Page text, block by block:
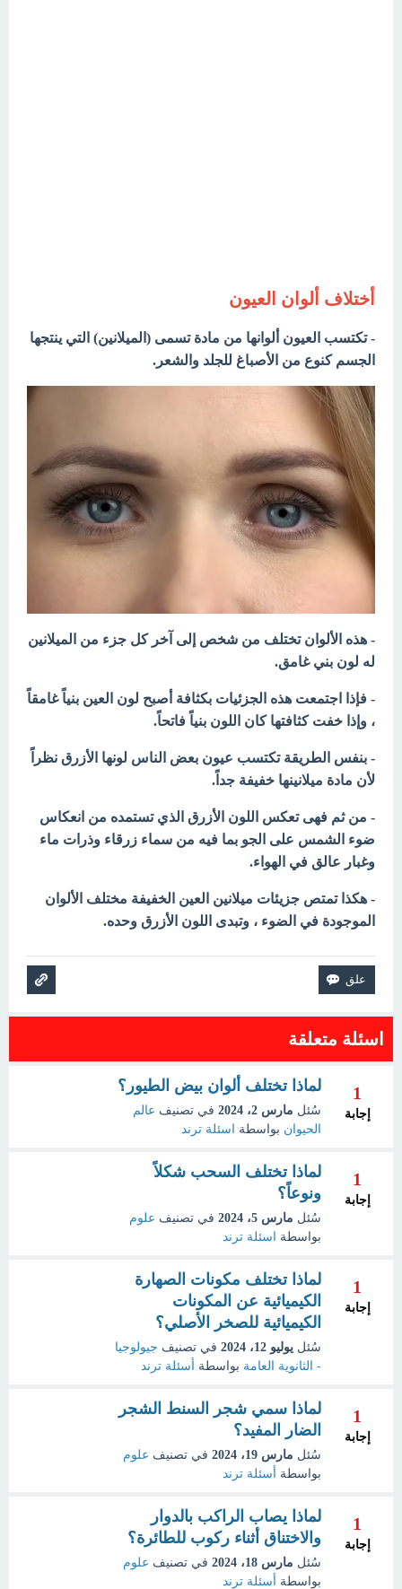
أختلاف ألوان العيون
- تكتسب العيون ألوانها من مادة تسمى (الميلانين) التي ينتجها
الجسم كنوع من الأصباغ للجلد والشعر.
- هذه الألوان تختلف من شخص إلى آخر كل جزء من الميلانين
له لون بني غامق.
- فإذا اجتمعت هذه الجزئيات بكثافة أصبح لون العين بنياً غامقاً
، وإذا خفت كثافتها كان اللون بنياً فاتحاً.
- بنفس الطريقة تكتسب عيون بعض الناس لونها الأزرق نظراً
لأن مادة ميلانينها خفيفة جداً.
- من ثم فهى تعكس اللون الأزرق الذي تستمده من انعكاس
ضوء الشمس على الجو بما فيه من سماء زرقاء وذرات ماء
وغبار عالق في الهواء.
- هكذا تمتص جزيئات ميلانين العين الخفيفة مختلف الألوان
الموجودة في الضوء ، وتبدى اللون الأزرق وحده.
اسئلة متعلقة
1
إجابة
لماذا تختلف ألوان بيض الطيور؟
سُئل مارس 2، 2024 في تصنيف عالم
الحيوان بواسطة اسئلة ترند
1
إجابة
لماذا تختلف السحب شكلاً
ونوعاً؟
سُئل مارس 5، 2024 في تصنيف علوم
بواسطة
اسئلة ترند
1
إجابة
لماذا تختلف مكونات الصهارة
الكيميائية عن المكونات
الكيميائية للصخر الأصلي؟
سُئل يوليو 12، 2024 في تصنيف جيولوجيا
- الثانوية العامة بواسطة أسئلة ترند
1
إجابة
لماذا سمي شجر السنط الشجر
الضار المفيد؟
سُئل مارس 19، 2024 في تصنيف علوم
بواسطة
أسئلة ترند
1
إجابة
لماذا يصاب الراكب بالدوار
والاختناق أثناء ركوب للطائرة؟
سُئل مارس 18، 2024 في تصنيف علوم
بواسطة
أسئلة ترند